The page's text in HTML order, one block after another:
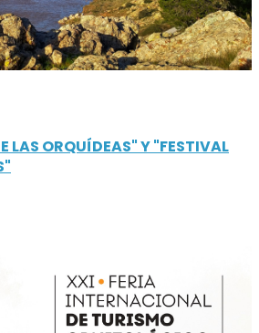
LAS ORQUÍDEAS" Y "FESTIVAL